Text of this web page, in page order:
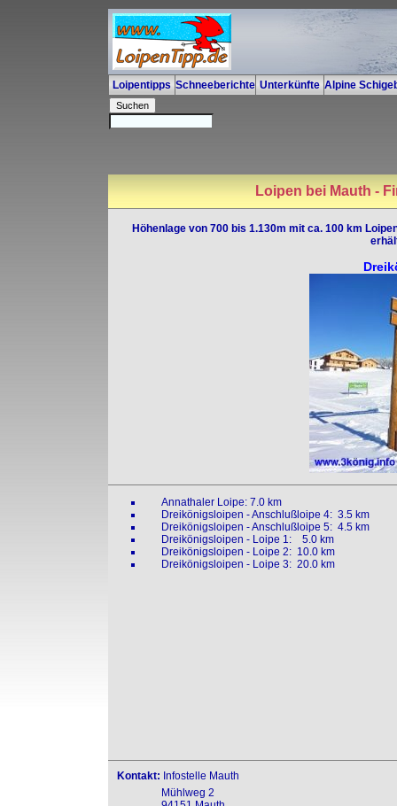
Loipentipps Schneeberichte Unterkünfte Alpine
Loipen bei Mauth -
Höhenlage von 700 bis 1.130m mit ca. 100 km
Annathaler Loipe: 7.0 km
Dreikönigsloipen - Anschlußloipe 4: 3.5 km
Dreikönigsloipen - Anschlußloipe 5: 4.5 km
Dreikönigsloipen - Loipe 1: 5.0 km
Dreikönigsloipen - Loipe 2: 10.0 km
Dreikönigsloipen - Loipe 3: 20.0 km
Kontakt: Infostelle Mauth
Mühlweg 2